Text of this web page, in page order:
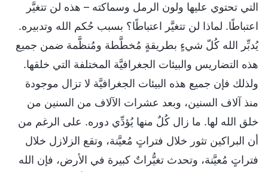
التي تحتوي عليها ولون الرمل وسماكته – هذه لن تتغيَّر
اعتباطًا. لماذا لن تتغيَّر اعتباطًا؟ بسبب حُكم الله وتدبيره.
يُدبِّر الله كُلّ شيءٍ بطريقةٍ مُخطَّطة ومُنظَّمة ضمن جميع
هذه التضاريس والبيئات الجغرافيَّة المختلفة التي خلقها.
ولذلك فإن جميع هذه البيئات الجغرافيَّة لا تزال موجودة
منذ آلاف السنين، وبعد عشرات الآلاف من السنين من
خلق الله لها. ما زال كُلٌ منها يُؤدِّي دوره. على الرغم من
أن البراكين تثور خلال فتراتٍ مُعيَّنة، وتقع الزلازل خلال
فتراتٍ مُعيَّنة، وتحدث تغيُّراتٌ كبيرة في الأرض، فإن الله